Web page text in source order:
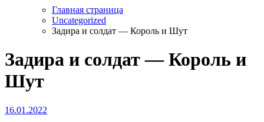
Главная страница
Uncategorized
Задира и солдат — Король и Шут
Задира и солдат — Король и
Шут
16.01.2022